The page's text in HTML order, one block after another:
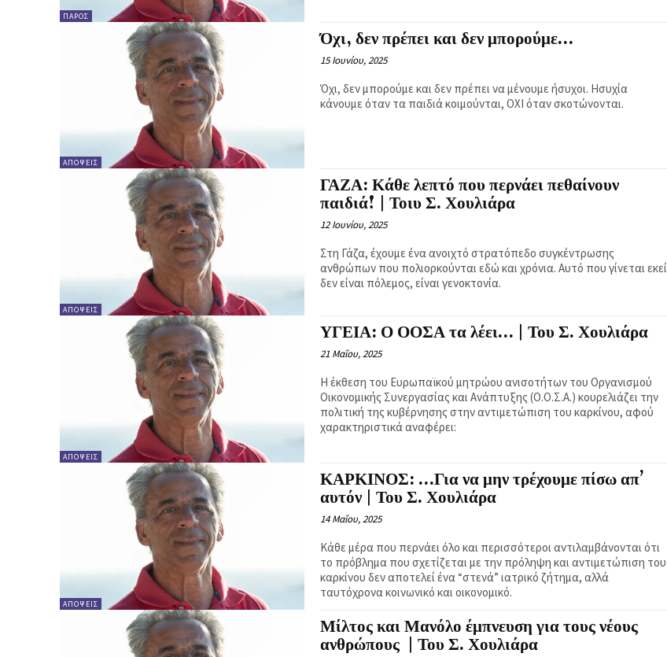
ΠΆΡΟΣ
ΑΠΌΨΕΙΣ
Όχι, δεν πρέπει και δεν μπορούμε…
15 Ιουνίου, 2025
Όχι, δεν μπορούμε και δεν πρέπει να μένουμε ήσυχοι. Ησυχία
κάνουμε όταν τα παιδιά κοιμούνται, ΟΧΙ όταν σκοτώνονται.
ΑΠΌΨΕΙΣ
ΓΑΖΑ: Κάθε λεπτό που περνάει πεθαίνουν
παιδιά! | Τοιυ Σ. Χουλιάρα
12 Ιουνίου, 2025
Στη Γάζα, έχουμε ένα ανοιχτό στρατόπεδο συγκέντρωσης
ανθρώπων που πολιορκούνται εδώ και χρόνια. Αυτό που γίνεται εκεί
δεν είναι πόλεμος, είναι γενοκτονία.
ΑΠΌΨΕΙΣ
ΥΓΕΙΑ: Ο ΟΟΣΑ τα λέει… | Του Σ. Χουλιάρα
21 Μαΐου, 2025
Η έκθεση του Ευρωπαϊκού μητρώου ανισοτήτων του Οργανισμού
Οικονομικής Συνεργασίας και Ανάπτυξης (Ο.Ο.Σ.Α.) κουρελιάζει την
πολιτική της κυβέρνησης στην αντιμετώπιση του καρκίνου, αφού
χαρακτηριστικά αναφέρει:
ΑΠΌΨΕΙΣ
ΚΑΡΚΙΝΟΣ: …Για να μην τρέχουμε πίσω απ’
αυτόν | Του Σ. Χουλιάρα
14 Μαΐου, 2025
Κάθε μέρα που περνάει όλο και περισσότεροι αντιλαμβάνονται ότι
το πρόβλημα που σχετίζεται με την πρόληψη και αντιμετώπιση του
καρκίνου δεν αποτελεί ένα “στενά” ιατρικό ζήτημα, αλλά
ταυτόχρονα κοινωνικό και οικονομικό.
Μίλτος και Μανόλο έμπνευση για τους νέους
ανθρώπους | Του Σ. Χουλιάρα